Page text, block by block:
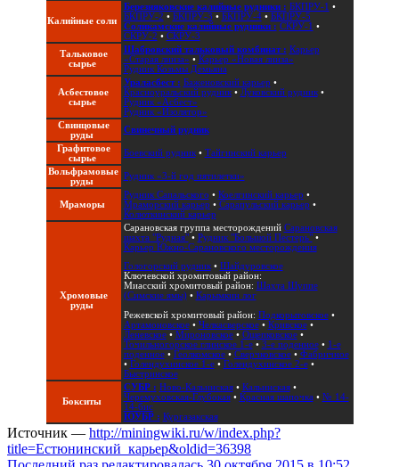
Калийные соли
Березняковские калийные рудники : БКПРУ-1 •
БКПРУ-2 • БКПРУ-3 • БКПРУ-4• БКПРУ-5
Соликамские калийные рудники : СКРУ-1 •
СКРУ-2 • СКРУ-3
Тальковое
сырье
Шабровский тальковый комбинат : Карьер
«Старая линза» • Карьер «Новая линза»
Рудник Козьмы Демьяна
Асбестовое
сырье
Ураласбест : Баженовский карьер •
Красноуральский рудник• Луковский рудник•
Рудник «Асбест»
Рудник «Изолятор»
Свинцовые
руды
Свинечный рудник
Графитовое
сырье
Боевский рудник• Тайгинский карьер
Вольфрамовые
руды
Рудник «3-й год пятилетки»
Мраморы
Рудник Сапальского • Коелгинский карьер •
Мраморский карьер • Сарапульский карьер •
Колюткинский карьер
Хромовые
руды
Сарановская группа месторождений Сарановская
шахта "Рудная"• Рудник "Большой Пестерь"•
Карьер Южно-Сарановского месторождения
Гологорский рудник• Шайдуровское
Ключевской хромитовый район:
Миасский хромитовый район: Шахта Шуппе
(Симские ямы)• Карымкин лог
Режевской хромитовый район: Подкорытовское•
Артамоновское• Челкасверское• Кривское•
Леневское• Мироновское• Ощепковское•
Точильногорское глинское 1-е• 3-е поденное• 1-е
поденное• Геолкомское• Сверчковское• Фабричное
• Голендухинское 1-е• Голендухинское 2-е•
Быстринское
Бокситы
СУБР : Ново-Кальинская• Кальинская•
Черемуховская-Глубокая• Красная шапочка • № 14-
14-бис
ЮУБР : Кургазакская
Источник — http://miningwiki.ru/w/index.php?
title=Естюнинский_карьер&oldid=36398